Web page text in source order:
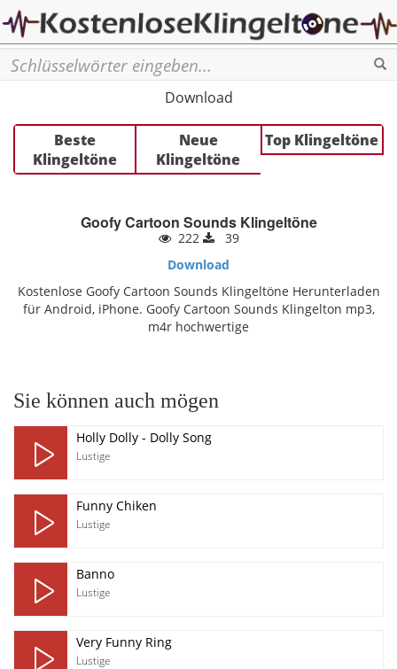
Download
Beste
Klingeltöne
Neue
Klingeltöne
Top Klingeltöne
Goofy Cartoon Sounds Klingeltöne
222
39
Download
Kostenlose Goofy Cartoon Sounds Klingeltöne Herunterladen
für Android, iPhone. Goofy Cartoon Sounds Klingelton mp3,
m4r hochwertige
Sie können auch mögen
Holly Dolly - Dolly Song
Lustige
Funny Chiken
Lustige
Banno
Lustige
Very Funny Ring
Lustige